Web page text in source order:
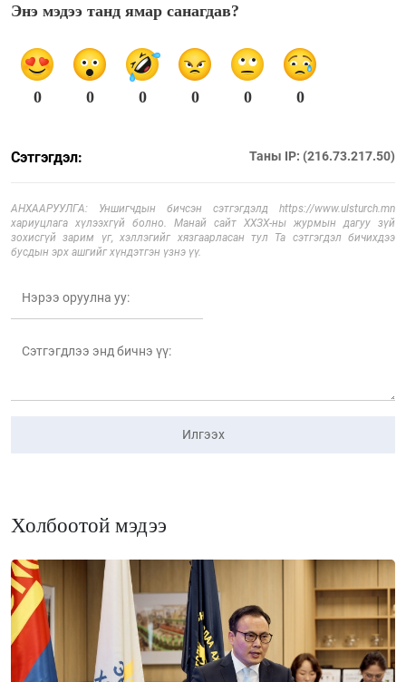
Энэ мэдээ танд ямар санагдав?
0 0 0 0 0 0
Сэтгэгдэл: Таны IP: (216.73.217.50)
АНХААРУУЛГА: Уншигчдын бичсэн сэтгэгдэлд https://www.ulsturch.mn
хариуцлага хүлээхгүй болно. Манай сайт ХХЗХ-ны журмын дагуу зүй
зохисгүй зарим үг, хэллэгийг хязгаарласан тул Та сэтгэгдэл бичихдээ
бусдын эрх ашгийг хүндэтгэн үзнэ үү.
Илгээх
Холбоотой мэдээ